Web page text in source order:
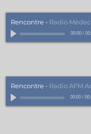
Rencontre- Radio
00:00/
Rencontre- Radio AFM
00:00/